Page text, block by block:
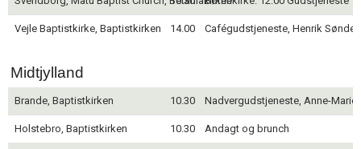
Vejle Baptistkirke, Baptistkirken 14.00 Cafégudstjeneste, Henrik
Midtjylland
Brande, Baptistkirken 10.30 Nadvergudstjeneste, Anne-Marie
Holstebro, Baptistkirken 10.30 Andagt og brunch